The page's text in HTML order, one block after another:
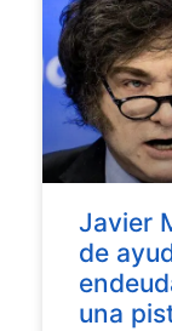
Javier
de
una